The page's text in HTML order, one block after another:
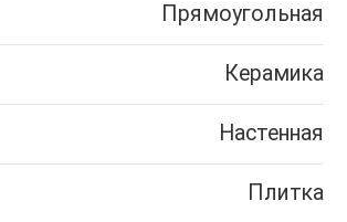
Прямоугольная
Керамика
Настенная
Плитка